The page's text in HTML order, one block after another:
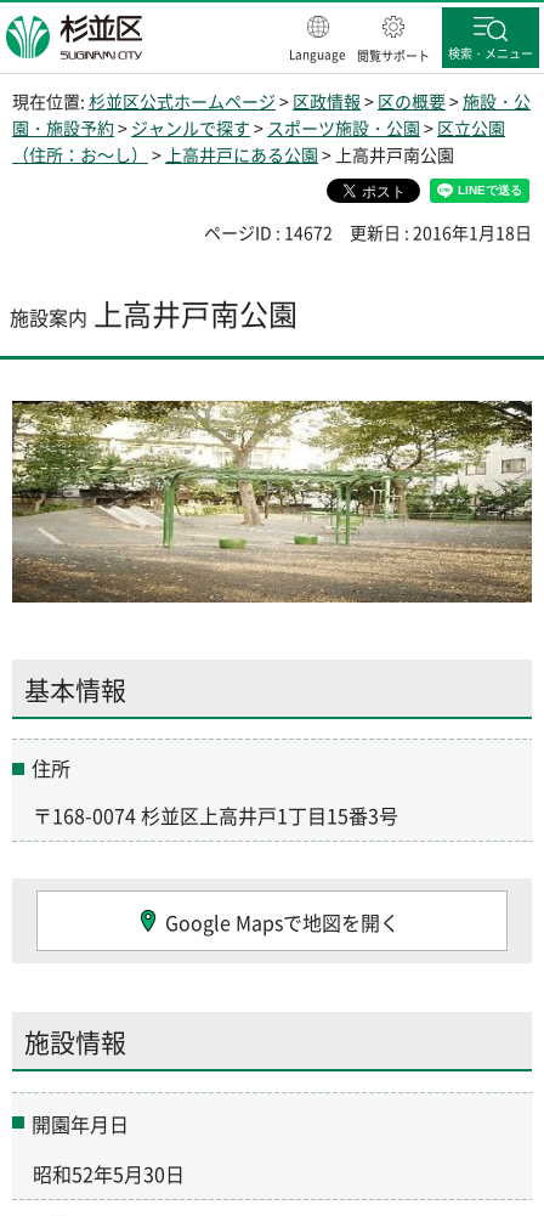
杉並区
Language 閲覧サポート 検索・メニュー
現在位置: 杉並区公式ホームページ > 区政情報 > 区の概要>施設・公
園・施設予約> ジャンルで探す > スポーツ施設・公園 > 区立公園
（住所：お～し） > 上高井戸にある公園 > 上高井戸南公園
ページID : 14672 更新日 : 2016年1月18日
施設案内 上高井戸南公園
基本情報
住所
〒168-0074 杉並区上高井戸1丁目15番3号
Google Mapsで地図を開く
施設情報
開園年月日
昭和52年5月30日